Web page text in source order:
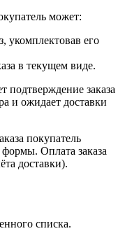
может:
укомплектовав его
в текущем виде.
подтверждение заказа
и ожидает доставки
покупатель
формы. Оплата заказа
доставки).
списка.